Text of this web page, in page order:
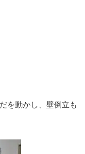
を動かし、壁倒立も